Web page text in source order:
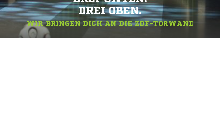
DREI OBEN.
WIR BRINGEN DICH AN DIE ZDF-TORWAND